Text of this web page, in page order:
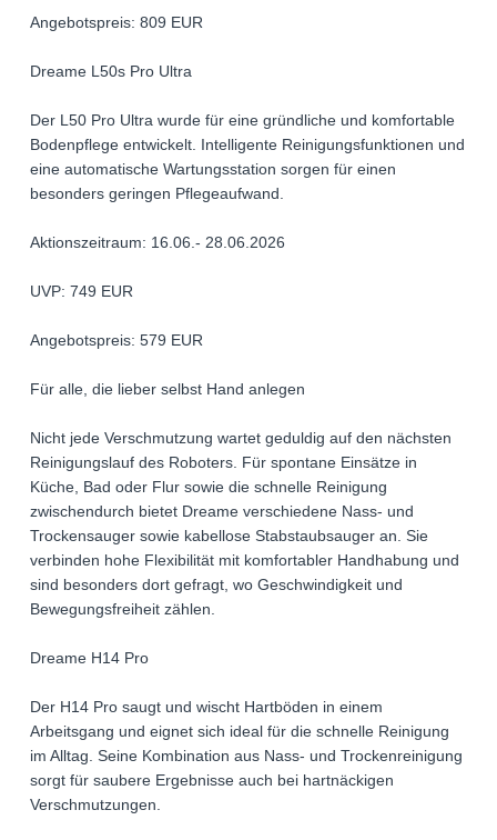
Angebotspreis: 809 EUR
Dreame L50s Pro Ultra
Der L50 Pro Ultra wurde für eine gründliche und komfortable
Bodenpflege entwickelt. Intelligente Reinigungsfunktionen und
eine automatische Wartungsstation sorgen für einen
besonders geringen Pflegeaufwand.
Aktionszeitraum: 16.06.- 28.06.2026
UVP: 749 EUR
Angebotspreis: 579 EUR
Für alle, die lieber selbst Hand anlegen
Nicht jede Verschmutzung wartet geduldig auf den nächsten
Reinigungslauf des Roboters. Für spontane Einsätze in
Küche, Bad oder Flur sowie die schnelle Reinigung
zwischendurch bietet Dreame verschiedene Nass- und
Trockensauger sowie kabellose Stabstaubsauger an. Sie
verbinden hohe Flexibilität mit komfortabler Handhabung und
sind besonders dort gefragt, wo Geschwindigkeit und
Bewegungsfreiheit zählen.
Dreame H14 Pro
Der H14 Pro saugt und wischt Hartböden in einem
Arbeitsgang und eignet sich ideal für die schnelle Reinigung
im Alltag. Seine Kombination aus Nass- und Trockenreinigung
sorgt für saubere Ergebnisse auch bei hartnäckigen
Verschmutzungen.